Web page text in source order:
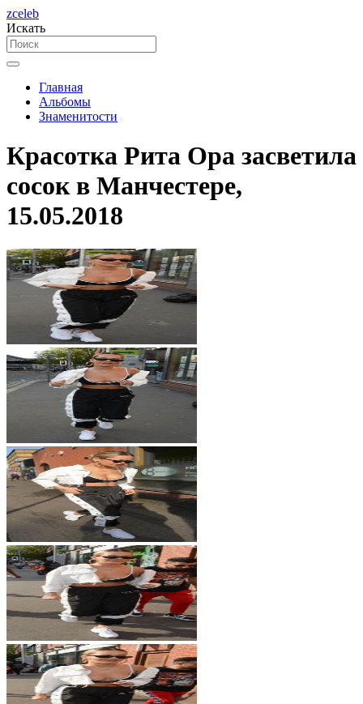
zceleb
Искать
Главная
Альбомы
Знаменитости
Красотка Рита Ора засветила
сосок в Манчестере,
15.05.2018